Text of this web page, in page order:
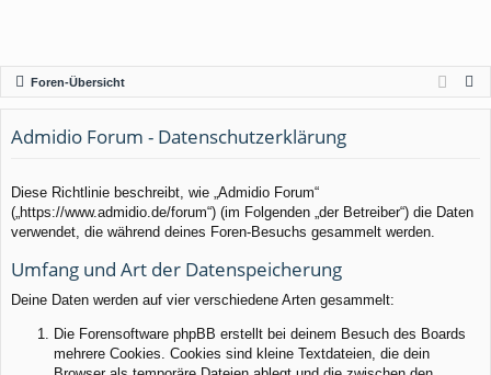
Foren-Übersicht
Admidio Forum - Datenschutzerklärung
Diese Richtlinie beschreibt, wie „Admidio Forum“
(„https://www.admidio.de/forum“) (im Folgenden „der Betreiber“) die Daten
verwendet, die während deines Foren-Besuchs gesammelt werden.
Umfang und Art der Datenspeicherung
Deine Daten werden auf vier verschiedene Arten gesammelt:
Die Forensoftware phpBB erstellt bei deinem Besuch des Boards
mehrere Cookies. Cookies sind kleine Textdateien, die dein